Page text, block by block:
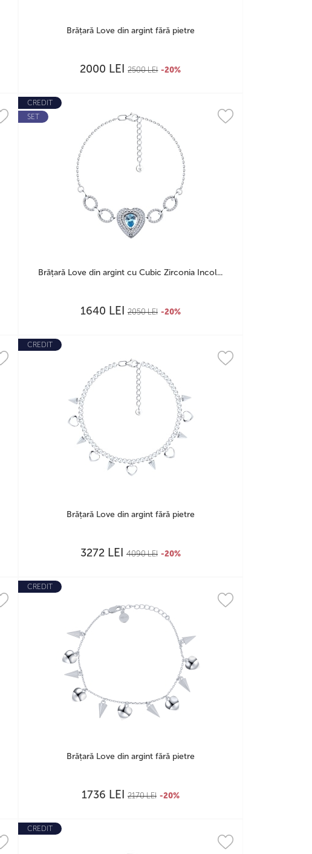
Brățară Love din argint fără pietre
2000 LEI 2500LEI -20%
CREDIT
SET
Brățară Love din argint cu Cubic Zirconia Incol...
1640 LEI 2050LEI -20%
CREDIT
Brățară Love din argint fără pietre
3272 LEI 4090LEI -20%
CREDIT
Brățară Love din argint fără pietre
1736 LEI 2170LEI -20%
CREDIT